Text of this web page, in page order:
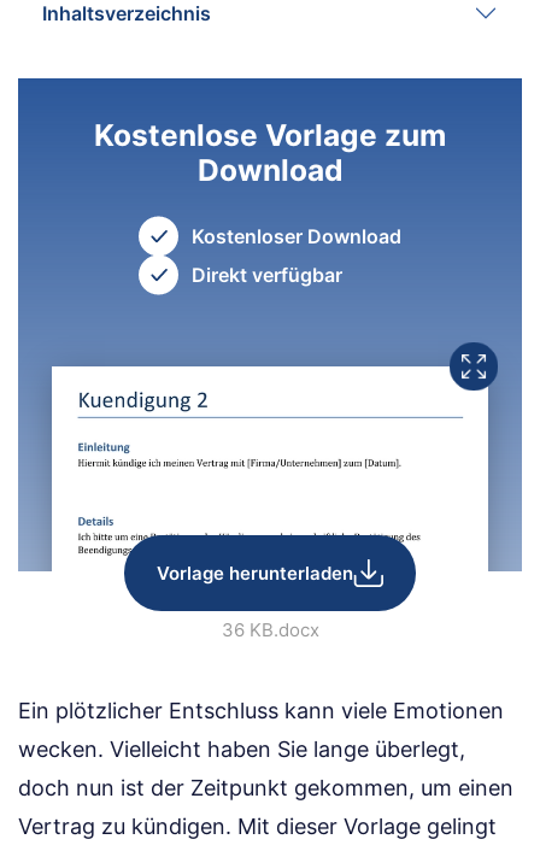
Inhaltsverzeichnis
Kostenlose Vorlage zum
Download
Kostenloser Download
Direkt verfügbar
Vorlage herunterladen
36 KB.docx
Ein plötzlicher Entschluss kann viele Emotionen
wecken. Vielleicht haben Sie lange überlegt,
doch nun ist der Zeitpunkt gekommen, um einen
Vertrag zu kündigen. Mit dieser Vorlage gelingt